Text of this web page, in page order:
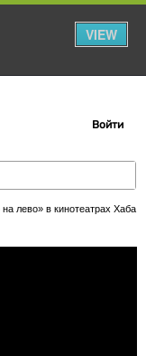
VIEW
Войти
в кинотеатрах Хабаровска. Купить билеты!